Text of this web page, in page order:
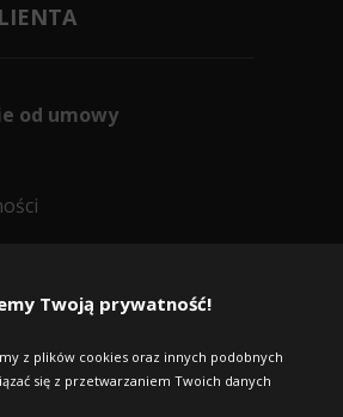
Twoją prywatność!
z plików cookies oraz innych podobnych
się z przetwarzaniem Twoich danych
od umowy
kupić w 24opony.pl